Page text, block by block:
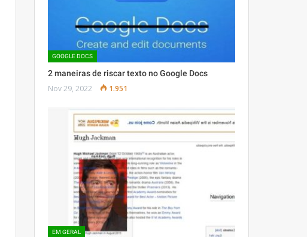
GOOGLE DOCS
2 maneiras de riscar texto no Google Docs
Nov 29, 2022 1.951
EM GERAL